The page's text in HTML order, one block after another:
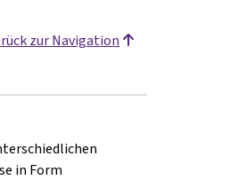
zur Navigation
in Form